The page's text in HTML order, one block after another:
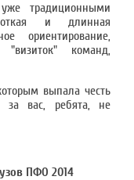
традиционными
и длинная
ориентирование,
команд,
выпала честь
за вас, ребята, не
ПФО 2014